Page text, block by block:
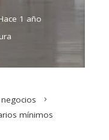
1 año
mínimos